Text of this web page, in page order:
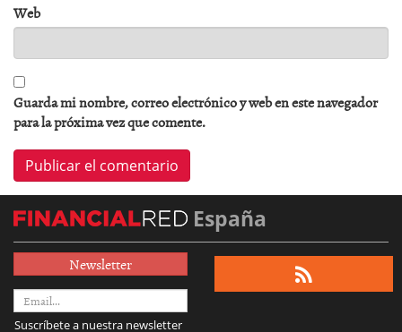
Web
Guarda mi nombre, correo electrónico y web en este navegador
para la próxima vez que comente.
España
Newsletter
Suscríbete a nuestra newsletter